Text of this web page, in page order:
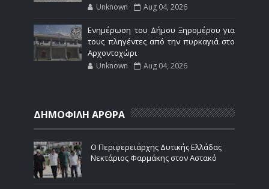
Unknown Aug 04, 2026
Ενημέρωση του Δήμου Ξηρομέρου για
τους πληγέντες από την πυρκαγιά στο
Αρχοντοχώρι
Unknown Aug 04, 2026
ΔΗΜΟΦΙΛΗ ΑΡΘΡΑ
Ο Περιφερειάρχης Δυτικής Ελλάδας
Νεκτάριος Φαρμάκης στον Αστακό